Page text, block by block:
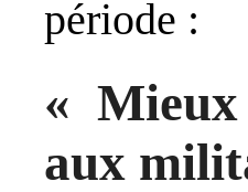
période :
« Mieux
aux